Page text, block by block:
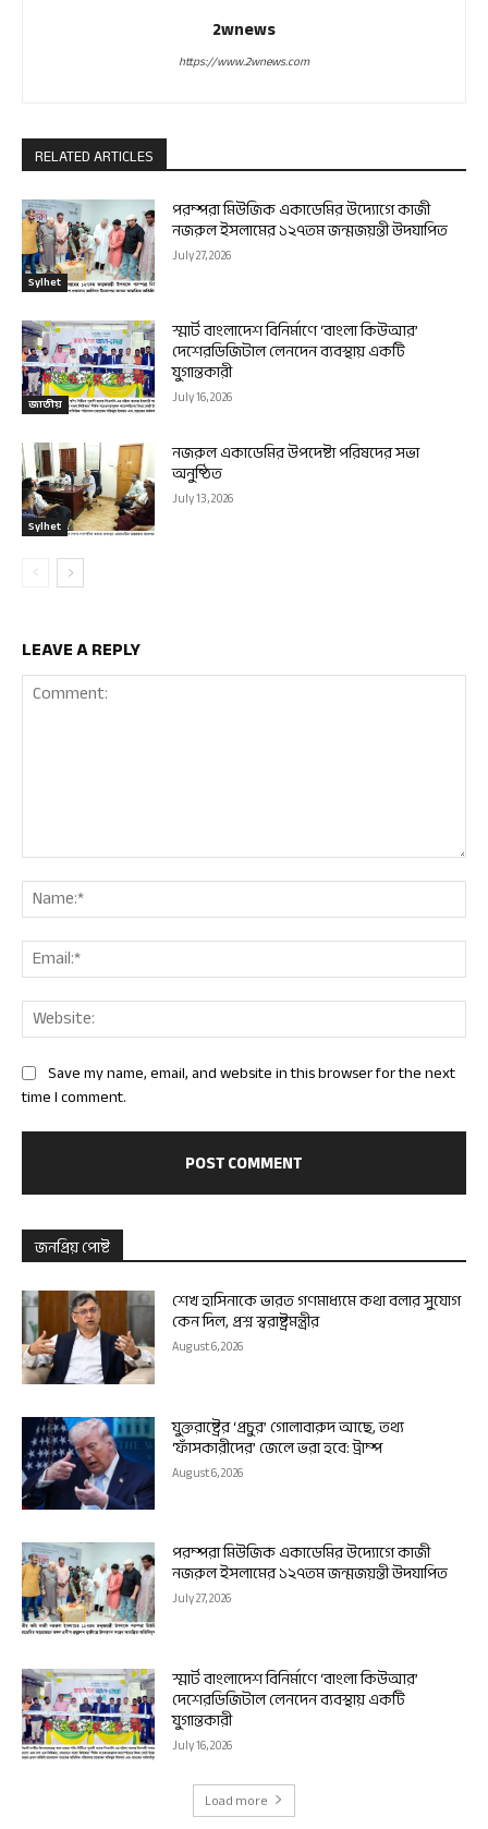
2wnews
https://www.2wnews.com
RELATED ARTICLES
Sylhet
পরম্পরা মিউজিক একাডেমির উদ্যোগে কাজী
নজরুল ইসলামের ১২৭তম জন্মজয়ন্তী উদযাপিত
July 27, 2026
জাতীয়
স্মার্ট বাংলাদেশ বিনির্মাণে ‘বাংলা কিউআর’
দেশেরডিজিটাল লেনদেন ব্যবস্থায় একটি
যুগান্তকারী
July 16, 2026
Sylhet
নজরুল একাডেমির উপদেষ্টা পরিষদের সভা
অনুষ্ঠিত
July 13, 2026
LEAVE A REPLY
Comment:
Save my name, email, and website in this browser for the next
time I comment.
জনপ্রিয় পোষ্ট
শেখ হাসিনাকে ভারত গণমাধ্যমে কথা বলার সুযোগ
কেন দিল, প্রশ্ন স্বরাষ্ট্রমন্ত্রীর
August 6, 2026
যুক্তরাষ্ট্রের ‘প্রচুর’ গোলাবারুদ আছে, তথ্য
‘ফাঁসকারীদের’ জেলে ভরা হবে: ট্রাম্প
August 6, 2026
পরম্পরা মিউজিক একাডেমির উদ্যোগে কাজী
নজরুল ইসলামের ১২৭তম জন্মজয়ন্তী উদযাপিত
July 27, 2026
স্মার্ট বাংলাদেশ বিনির্মাণে ‘বাংলা কিউআর’
দেশেরডিজিটাল লেনদেন ব্যবস্থায় একটি
যুগান্তকারী
July 16, 2026
Load more